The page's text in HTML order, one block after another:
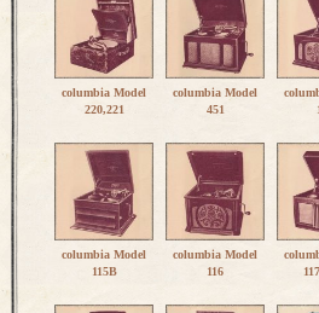
columbia Model
220,221
columbia Model
451
columbia Model
115B
columbia Model
116